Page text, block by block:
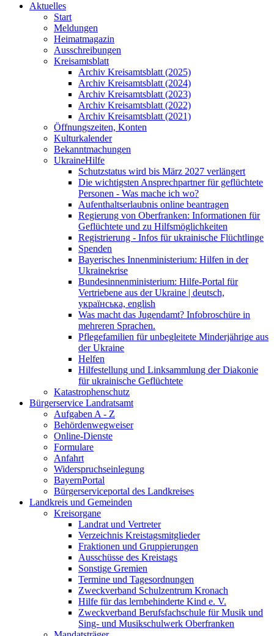
Aktuelles
Start
Meldungen
Heimatmagazin
Ausschreibungen
Kreisamtsblatt
Archiv Kreisamtsblatt (2025)
Archiv Kreisamtsblatt (2024)
Archiv Kreisamtsblatt (2023)
Archiv Kreisamtsblatt (2022)
Archiv Kreisamtsblatt (2021)
Öffnungszeiten, Konten
Kulturkalender
Bekanntmachungen
UkraineHilfe
Schutzstatus wird bis März 2027 verlängert
Die wichtigsten Ansprechpartner für geflüchtete
Personen - Was mache ich wo?
Aufenthaltserlaubnis online beantragen
Regierung von Oberfranken: Informationen für
Geflüchtete und zu Hilfsmöglichkeiten
Registrierung - Infos für ukrainische Flüchtlinge
Spenden
Bayerisches Innenministerium: Hilfen in der
Ukrainekrise
Bundesinnenministerium: Hilfe-Portal für
Vertriebene aus der Ukraine | deutsch,
українська, english
Was macht das Jugendamt? Infobroschüre in
mehreren Sprachen.
Pflegefamilien für unbegleitete Minderjährige aus
der Ukraine
Helfen
Hilfestellung und Linksammlung der Diakonie
für ukrainische Geflüchtete
Katastrophenschutz
Bürgerservice Landratsamt
Aufgaben A - Z
Behördenwegweiser
Online-Dienste
Formulare
Anfahrt
Widerspruchseinlegung
BayernPortal
Bürgerserviceportal des Landkreises
Landkreis und Gemeinden
Kreisorgane
Landrat und Vertreter
Verzeichnis Kreistagsmitglieder
Fraktionen und Gruppierungen
Ausschüsse des Kreistags
Sonstige Gremien
Termine und Tagesordnungen
Zweckverband Schulzentrum Kronach
Hilfe für das lernbehinderte Kind e. V.
Zweckverband Berufsfachschule für Musik und
Sing- und Musikschulwerk Oberfranken